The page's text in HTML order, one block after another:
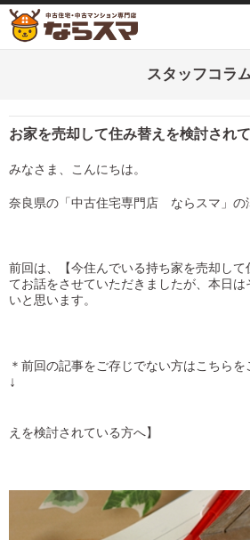
スタッフコラ
お家を売却して住み替えを検討さ
みなさま、こんにちは。
奈良県の「中古住宅専門店 ならスマ」の
前回は、【今住んでいる持ち家を売却し
てお話をさせていただきましたが、本日
いと思います。
＊前回の記事をご存じでない方はこちら
↓
えを検討されている方へ】